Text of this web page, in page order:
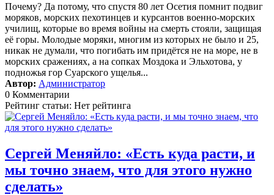
Почему? Да потому, что спустя 80 лет Осетия помнит подвиг
моряков, морских пехотинцев и курсантов военно-морских
училищ, которые во время войны на смерть стояли, защищая
её горы. Молодые моряки, многим из которых не было и 25,
никак не думали, что погибать им придётся не на море, не в
морских сражениях, а на сопках Моздока и Эльхотова, у
подножья гор Суарского ущелья...
Автор: Администратор
0 Комментарии
Рейтинг статьи: Нет рейтинга
Сергей Меняйло: «Есть куда расти, и
мы точно знаем, что для этого нужно
сделать»